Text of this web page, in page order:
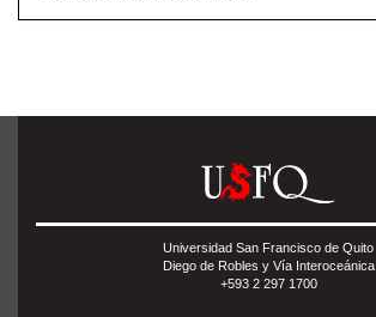
Universidad San Francisco de Quito
Diego de Robles y Vía Interoceánica
+593 2 297 1700